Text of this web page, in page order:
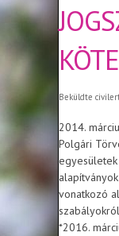
Beküldte
2014.
Polgári
egyesületek
vonatkozó
*2016.